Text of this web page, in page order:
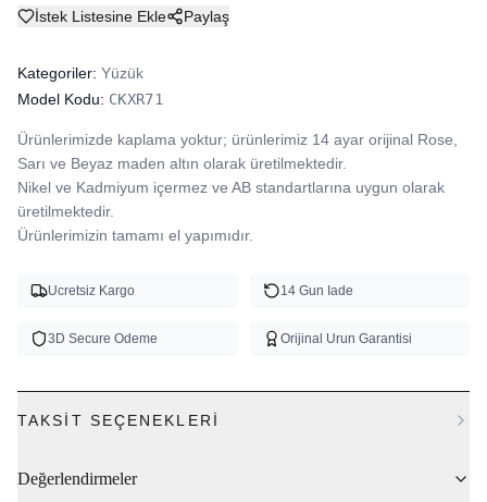
İstek Listesine Ekle Paylaş
Kategoriler: Yüzük
Model Kodu: CKXR71
Ürünlerimizde kaplama yoktur; ürünlerimiz 14 ayar orijinal Rose,
Sarı ve Beyaz maden altın olarak üretilmektedir.
Nikel ve Kadmiyum içermez ve AB standartlarına uygun olarak
üretilmektedir.
Ürünlerimizin tamamı el yapımıdır.
Ucretsiz Kargo 14 Gun Iade
3D Secure Odeme Orijinal Urun Garantisi
TAKSIT SEÇENEKLERI
Değerlendirmeler